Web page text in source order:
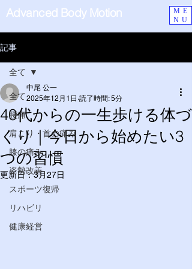
ME
NU
Advanced Body Motion
記事
全て
腰痛
肩こり・首の痛み
膝の痛み
姿勢改善
スポーツ復帰
リハビリ
健康経営
全て
40代からの一生歩ける体づ
くり｜今日から始めたい3
つの習慣
中尾 公一
2025年12月1日 読了時間: 5分
更新日：3月27日